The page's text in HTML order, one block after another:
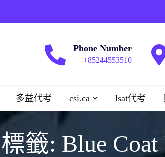
Phone Number
+85244553510
多益代考 csi.ca lsat代考
標籤: Blue